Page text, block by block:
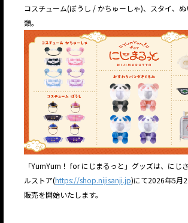
コスチューム(ぼうし / かちゅーしゃ)、スタイ、
類。
「YumYum！ for にじまるっと」グッズは、にじ
ルストア(https://shop.nijisanji.jp)にて2026年5月
販売を開始いたします。